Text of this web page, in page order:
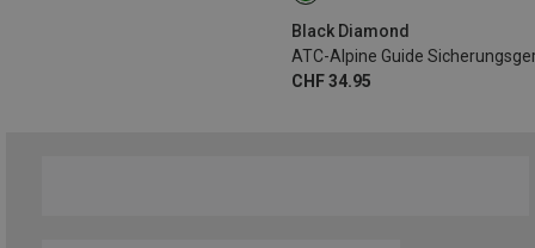
Black Diamond
ATC-Alpine Guide
CHF 34.95